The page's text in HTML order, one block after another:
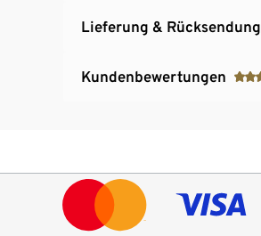
Lieferung & Rücksendung
Kundenbewertungen